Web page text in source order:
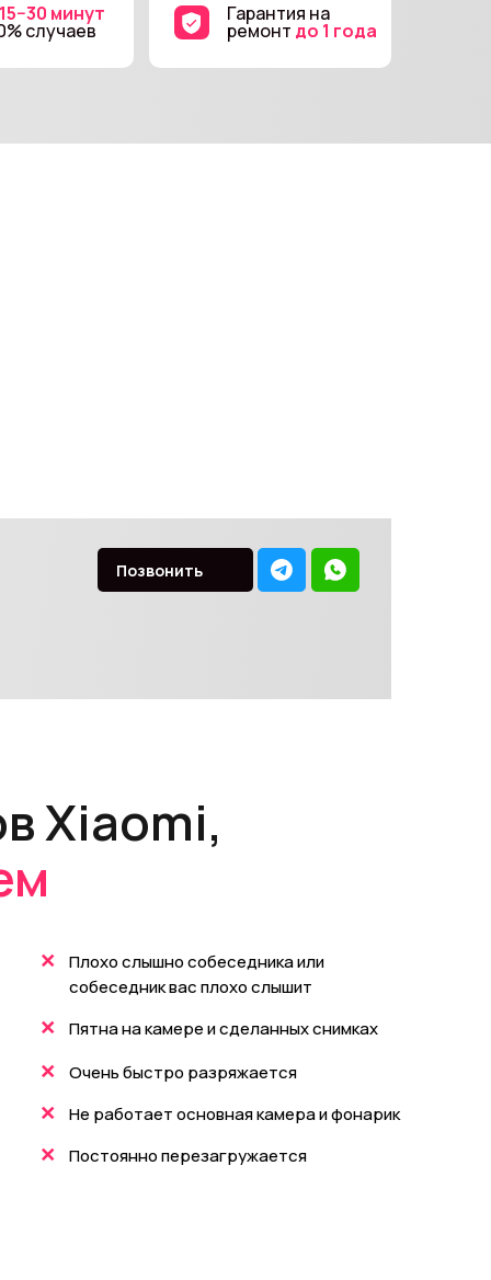
минут
случаев
Гарантия на
ремонт до 1 года
Позвонить
Xiaomi,
+Плохо слышно собеседника или
собеседник вас плохо слышит
+Пятна на камере и сделанных снимках
+Очень быстро разряжается
+Не работает основная камера и фонарик
+Постоянно перезагружается